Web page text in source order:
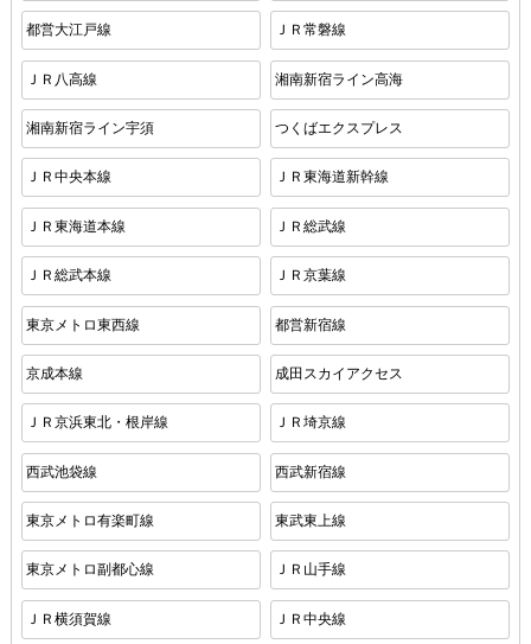
都営大江戸線 ＪＲ常磐線
ＪＲ八高線 湘南新宿ライン高海
湘南新宿ライン宇須 つくばエクスプレス
ＪＲ中央本線 ＪＲ東海道新幹線
ＪＲ東海道本線 ＪＲ総武線
ＪＲ総武本線 ＪＲ京葉線
東京メトロ東西線 都営新宿線
京成本線 成田スカイアクセス
ＪＲ京浜東北・根岸線 ＪＲ埼京線
西武池袋線 西武新宿線
東京メトロ有楽町線 東武東上線
東京メトロ副都心線 ＪＲ山手線
ＪＲ横須賀線 ＪＲ中央線